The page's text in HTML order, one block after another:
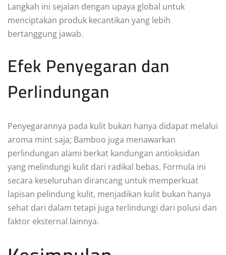
Langkah ini sejalan dengan upaya global untuk
menciptakan produk kecantikan yang lebih
bertanggung jawab.
Efek Penyegaran dan
Perlindungan
Penyegarannya pada kulit bukan hanya didapat melalui
aroma mint saja; Bamboo juga menawarkan
perlindungan alami berkat kandungan antioksidan
yang melindungi kulit dari radikal bebas. Formula ini
secara keseluruhan dirancang untuk memperkuat
lapisan pelindung kulit, menjadikan kulit bukan hanya
sehat dari dalam tetapi juga terlindungi dari polusi dan
faktor eksternal lainnya.